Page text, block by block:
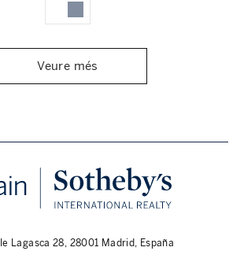
Veure més
Lagasca 28, 28001 Madrid, España